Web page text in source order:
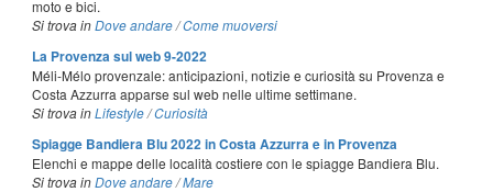
moto e bici.
Si trova in Dove andare /Come muoversi
La Provenza sul web 9-2022
Méli-Mélo provenzale: anticipazioni, notizie e curiosità su Provenza e
Costa Azzurra apparse sul web nelle ultime settimane.
Si trova in Lifestyle /Curiosità
Spiagge Bandiera Blu 2022 in Costa Azzurra e in Provenza
Elenchi e mappe delle località costiere con le spiagge Bandiera Blu.
Si trova in Dove andare /Mare